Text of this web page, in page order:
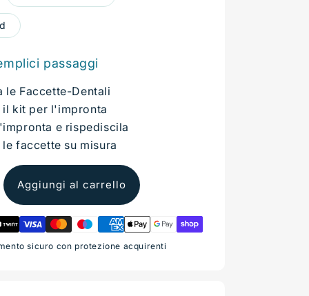
passaggi
le Faccette-Dentali
il kit per l'impronta
e rispediscila
le faccette su misura
Aggiungi al carrello
sicuro con protezione acquirenti